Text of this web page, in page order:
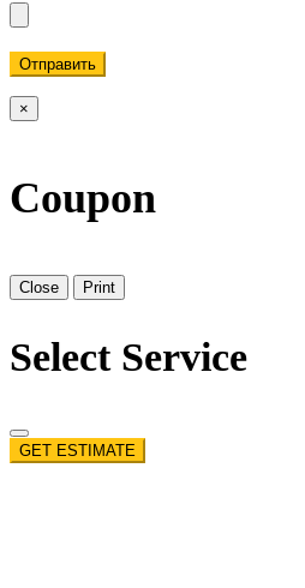
Отправить
×
Coupon
Close Print
Select Service
GET ESTIMATE